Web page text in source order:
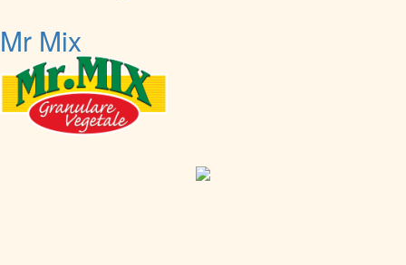
Mr Mix